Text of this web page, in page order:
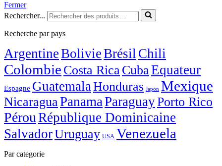
Fermer
Rechercher...
Recherche par pays
ArgentineBolivieBrésil Chili
Colombie Costa RicaCubaEquateur
Espagne GuatemalaHonduras Japon Mexique
NicaraguaPanamaParaguayPorto Rico
Pérou République Dominicaine
SalvadorUruguay USA Venezuela
Par categorie